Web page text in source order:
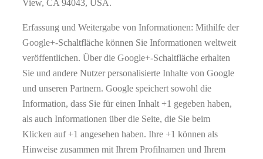
View, CA 94043, USA.
Erfassung und Weitergabe von Informationen: Mithilfe der
Google+-Schaltfläche können Sie Informationen weltweit
veröffentlichen. Über die Google+-Schaltfläche erhalten
Sie und andere Nutzer personalisierte Inhalte von Google
und unseren Partnern. Google speichert sowohl die
Information, dass Sie für einen Inhalt +1 gegeben haben,
als auch Informationen über die Seite, die Sie beim
Klicken auf +1 angesehen haben. Ihre +1 können als
Hinweise zusammen mit Ihrem Profilnamen und Ihrem